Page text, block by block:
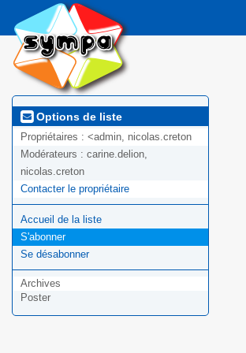
Options de liste
Propriétaires : <admin, nicolas.creton
Modérateurs : carine.delion,
nicolas.creton
Contacter le propriétaire
Accueil de la liste
S'abonner
Se désabonner
Archives
Poster